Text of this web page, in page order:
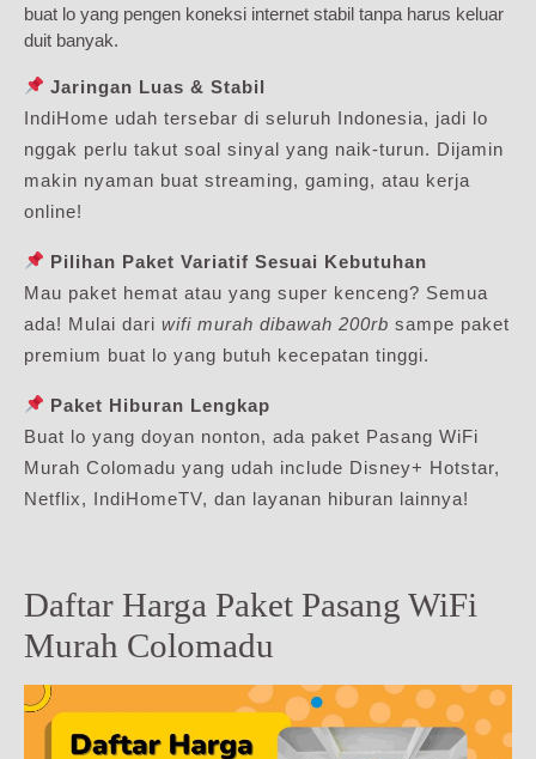
buat lo yang pengen koneksi internet stabil tanpa harus keluar
duit banyak.
Jaringan Luas & Stabil
IndiHome udah tersebar di seluruh Indonesia, jadi lo
nggak perlu takut soal sinyal yang naik-turun. Dijamin
makin nyaman buat streaming, gaming, atau kerja
online!
Pilihan Paket Variatif Sesuai Kebutuhan
Mau paket hemat atau yang super kenceng? Semua
ada! Mulai dari wifi murah dibawah 200rb sampe paket
premium buat lo yang butuh kecepatan tinggi.
Paket Hiburan Lengkap
Buat lo yang doyan nonton, ada paket Pasang WiFi
Murah Colomadu yang udah include Disney+ Hotstar,
Netflix, IndiHomeTV, dan layanan hiburan lainnya!
Daftar Harga Paket Pasang WiFi
Murah Colomadu